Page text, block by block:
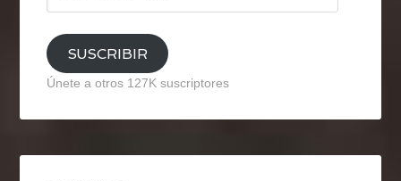
email
SUSCRIBIR
Únete a otros 127K suscriptores